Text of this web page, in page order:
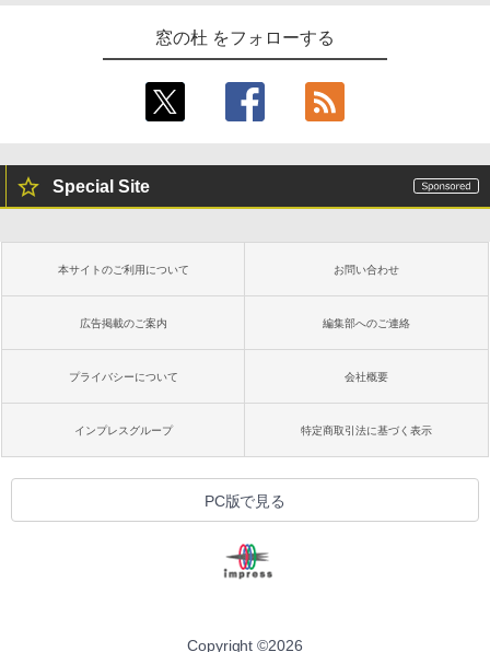
窓の杜 をフォローする
Special Site
本サイトのご利用について お問い合わせ
広告掲載のご案内 編集部へのご連絡
プライバシーについて 会社概要
インプレスグループ 特定商取引法に基づく表示
PC版で見る
Copyright ©2026